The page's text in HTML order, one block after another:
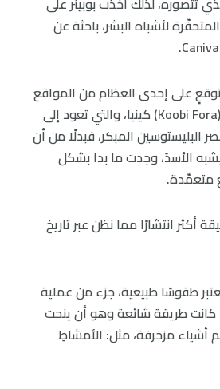
لأشباه البشر، باحثة عن
على إحدى العظام من المواقع
الأثرية في كوبي فورا (Koobi Fora) كينيا، والتي تعود إلى
البليستوسين المبكر، فبدلًا من أن
الأسدَ، وجدت ما بدا بشكل
متعمَّدة.
أكثر انتشارًا مما نظن عبر تاريخ
طقوسًا طبيعية، جزء من عملية
كانت طريقة شائعة وهو أن ينحت
أشياء مزخرفة، مثل: الأمشاطِ